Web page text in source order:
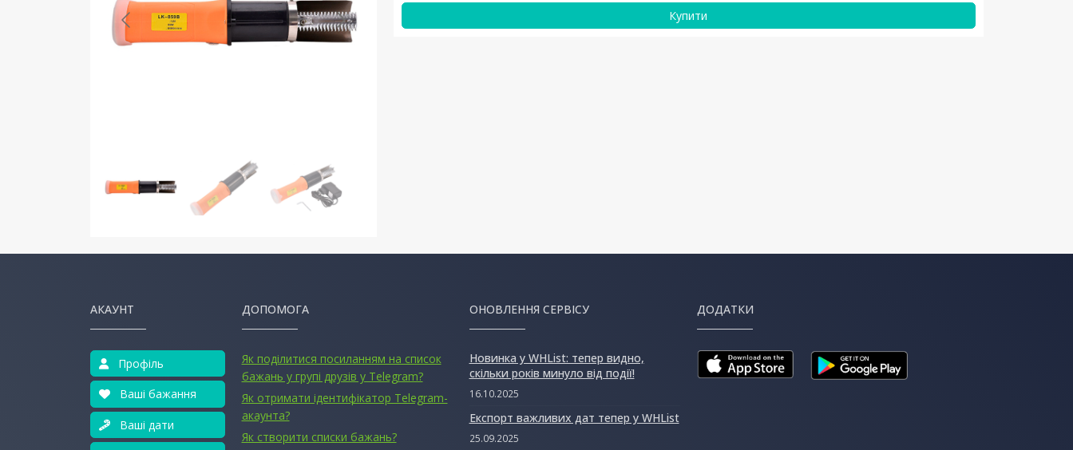
Купити
АКАУНТ
Профіль
Ваші бажання
Ваші дати
ДОПОМОГА
Як поділитися посиланням на список
бажань у групі друзів у Telegram?
Як отримати ідентифікатор Telegram-
акаунта?
Як створити списки бажань?
ОНОВЛЕННЯ СЕРВІСУ
Новинка у WHList: тепер видно,
скільки років минуло від події!
16.10.2025
Експорт важливих дат тепер у WHList
25.09.2025
ДОДАТКИ